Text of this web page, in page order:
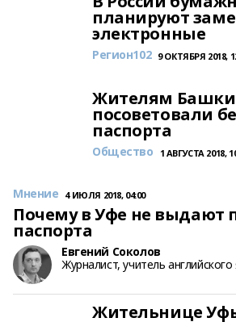
планируют
электронные
Регион102 9 ОКТЯБРЯ 2018,
Жителям
посоветовали
паспорта
Общество 1 АВГУСТА 2018,
Почему в Уфе не выдают
паспорта
Мнение 4 ИЮЛЯ 2018, 04:00
Евгений Соколов
Журналист, учитель английского
Жительнице